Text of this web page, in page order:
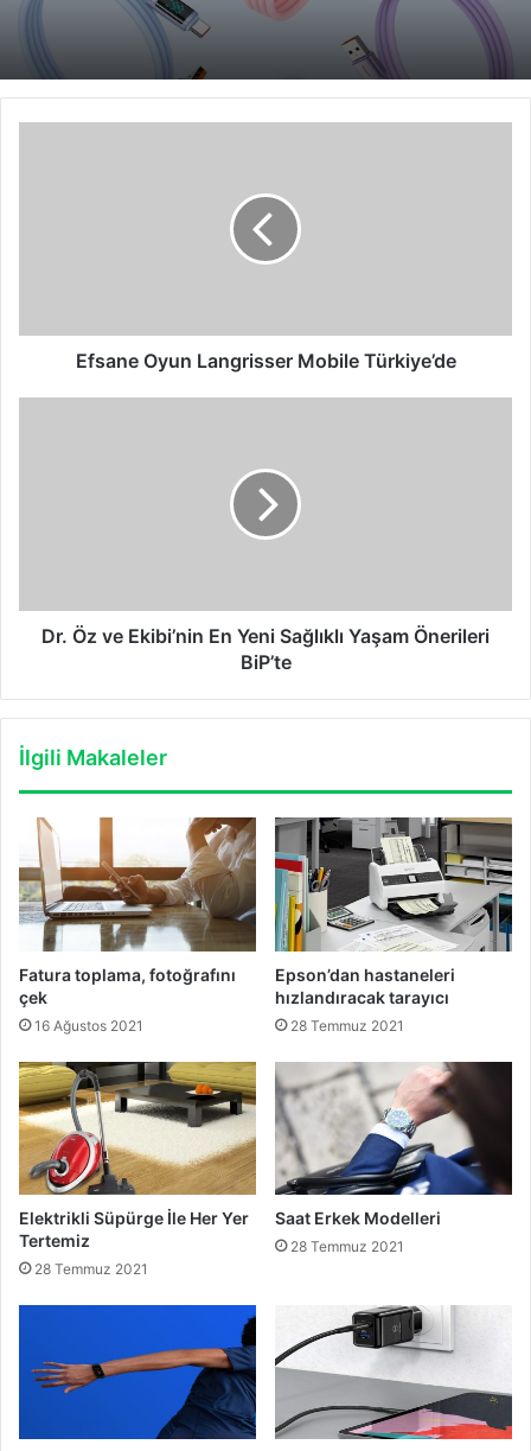
Efsane Oyun Langrisser Mobile Türkiye’de
Önerileri
BiP’teDr. Öz ve Ekibi’nin En Yeni Sağlıklı Yaşam Önerileri
BiP’te
İlgili Makaleler
Fatura toplama, fotoğrafını
çek
16 Ağustos 2021
Epson’dan hastaneleri
hızlandıracak tarayıcı
28 Temmuz 2021
Elektrikli Süpürge İle Her Yer
Tertemiz
28 Temmuz 2021
Saat Erkek Modelleri
28 Temmuz 2021